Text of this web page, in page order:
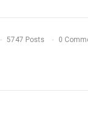
5747 Posts 0